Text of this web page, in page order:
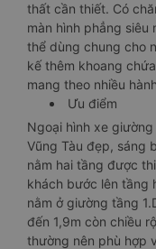
thất cần thiết. Có
màn hình phẳng
thể dùng chung cho
kế thêm khoang
mang theo nhiều
Ưu điểm
Ngoại hình xe
Vũng Tàu đẹp, sáng
nằm hai tầng được
khách bước lên tầng
nằm ở giường tầng
đến 1,9m còn chiều
thường nên phù hợp